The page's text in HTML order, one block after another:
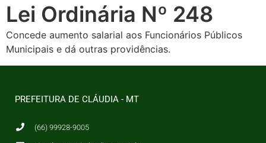
Lei Ordinária Nº 248
Concede aumento salarial aos Funcionários Públicos
Municipais e dá outras providências.
PREFEITURA DE CLÁUDIA - MT
(66) 99928-9005